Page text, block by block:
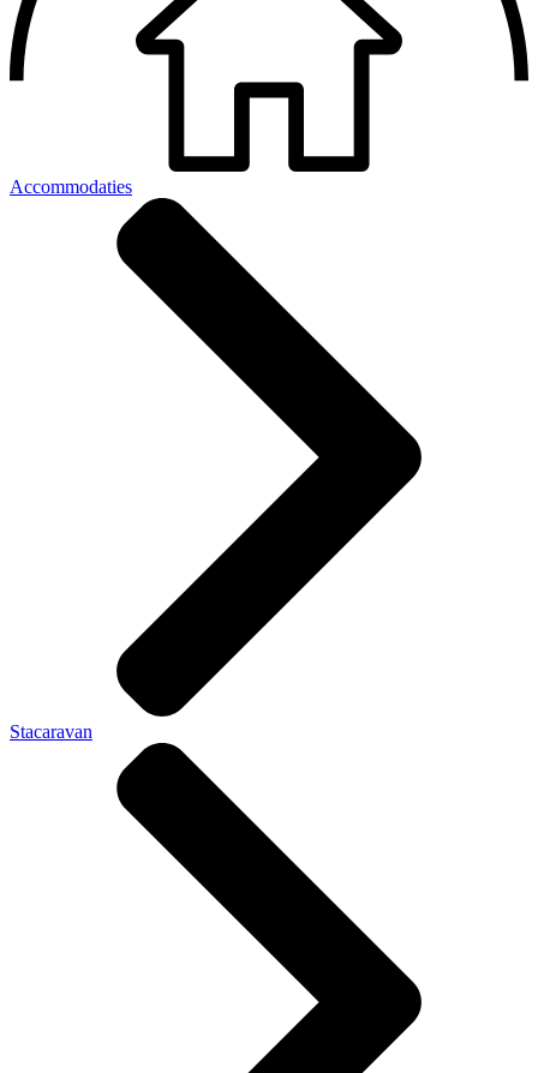
Accommodaties
Stacaravan